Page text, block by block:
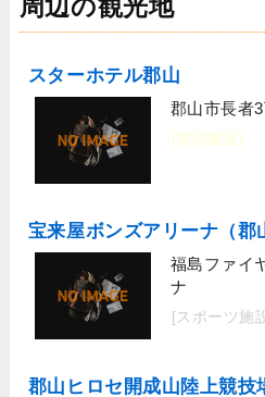
周辺の観光地
スターホテル郡山
郡山市長者
[宿泊施設]
宝来屋ボンズアリーナ（郡
福島ファイ
ナ
[スポーツ施
郡山ヒロセ開成山陸上競技